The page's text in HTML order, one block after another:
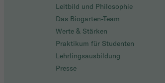
Leitbild und Philosophie
Das Biogarten-Team
Werte & Stärken
Praktikum für Studenten
Lehrlingsausbildung
Presse